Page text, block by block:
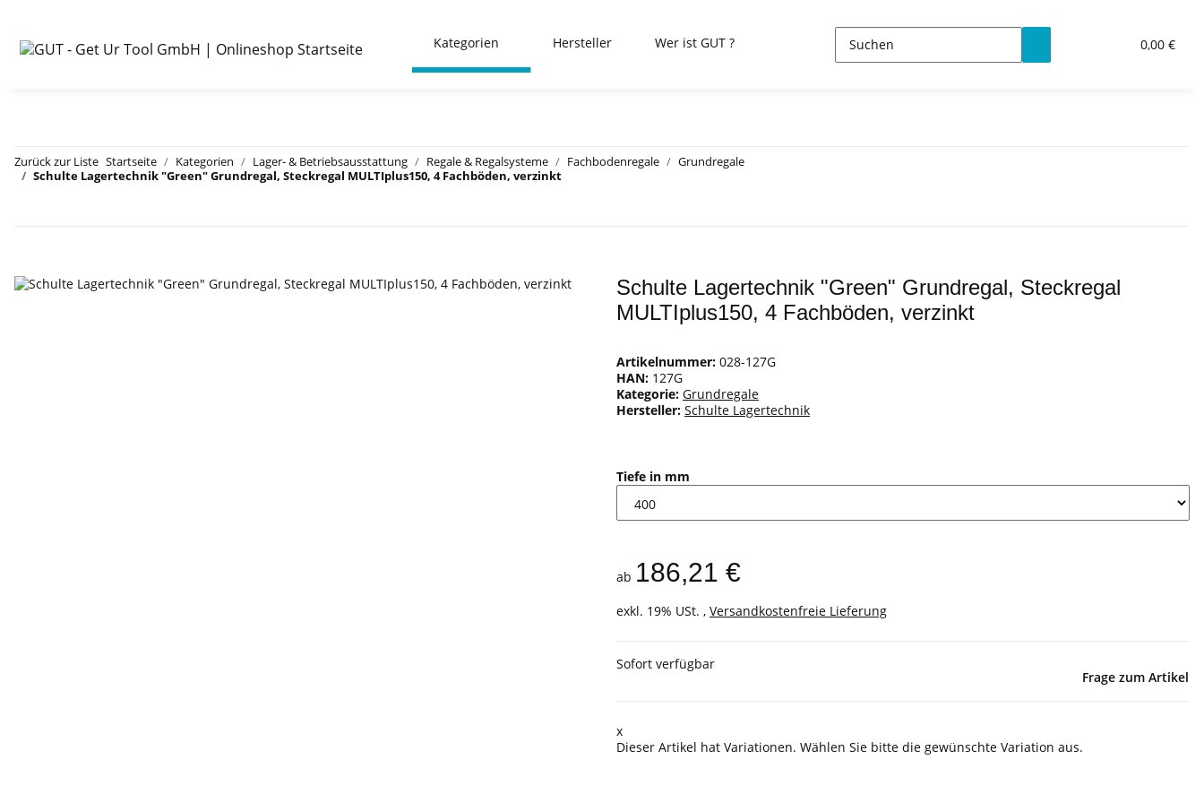
0,00 €
Kategorien Hersteller Wer ist GUT ?
Zurück zur Liste Startseite Kategorien Lager- & Betriebsausstattung Regale & Regalsysteme Fachbodenregale
Grundregale
Schulte Lagertechnik "Green" Grundregal, Steckregal MULTIplus150, 4 Fachböden, verzinkt
Schulte Lagertechnik "Green" Grundregal, Steckregal
MULTIplus150, 4 Fachböden, verzinkt
Artikelnummer: 028-127G
HAN: 127G
Kategorie: Grundregale
Hersteller: Schulte Lagertechnik
Tiefe in mm
ab 186,21 €
exkl. 19% USt. , Versandkostenfreie Lieferung
Sofort verfügbar
Frage zum Artikel
x
Dieser Artikel hat Variationen. Wählen Sie bitte die gewünschte Variation aus.